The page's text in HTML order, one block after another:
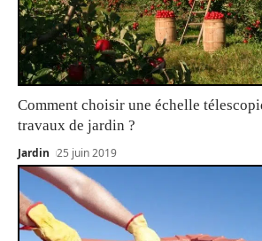
Comment choisir une échelle
travaux de jardin ?
Jardin 25 juin 2019